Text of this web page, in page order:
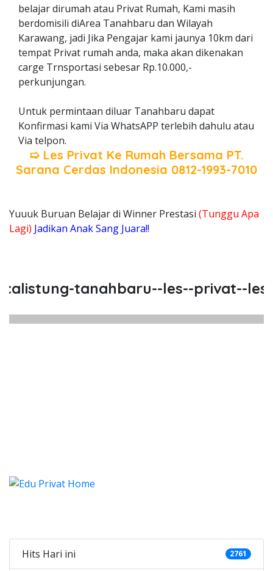
belajar dirumah atau Privat Rumah, Kami masih
berdomisili diArea Tanahbaru dan Wilayah
Karawang, jadi Jika Pengajar kami jaunya 10km dari
tempat Privat rumah anda, maka akan dikenakan
carge Trnsportasi sebesar Rp.10.000,-
perkunjungan.
Untuk permintaan diluar Tanahbaru dapat
Konfirmasi kami Via WhatsAPP terlebih dahulu atau
Via telpon.
➯ Les Privat Ke Rumah Bersama PT.
Sarana Cerdas Indonesia 0812-1993-7010
Yuuuk Buruan Belajar di Winner Prestasi (Tunggu Apa
Lagi) Jadikan Anak Sang Juara!!
tanahbaru--les--privat--les-
Hits Hari ini 2761